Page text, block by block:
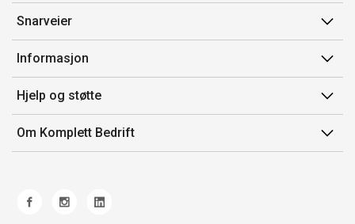
Snarveier
Min side
Ordreoversikt
Mine produkter
Informasjon
Salgsbetingelser
Avtalevilkår for Komplett Bedrift Pluss
Produsenter
Hjelp og støtte
Kontakt oss
Retur
Ofte stilte spørsmål
Om Komplett Bedrift